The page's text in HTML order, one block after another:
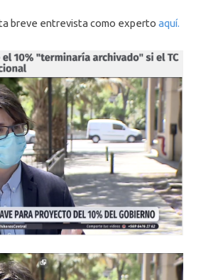
breve entrevista como experto aquí.